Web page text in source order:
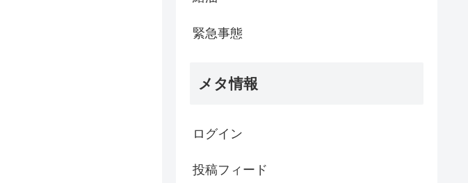
緊急事態
メタ情報
ログイン
投稿フィード